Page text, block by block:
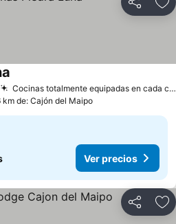
Compartir
Cocinas totalmente equipadas en cada cabaña
km de: Cajón del Maipo
Ver precios
Compartir